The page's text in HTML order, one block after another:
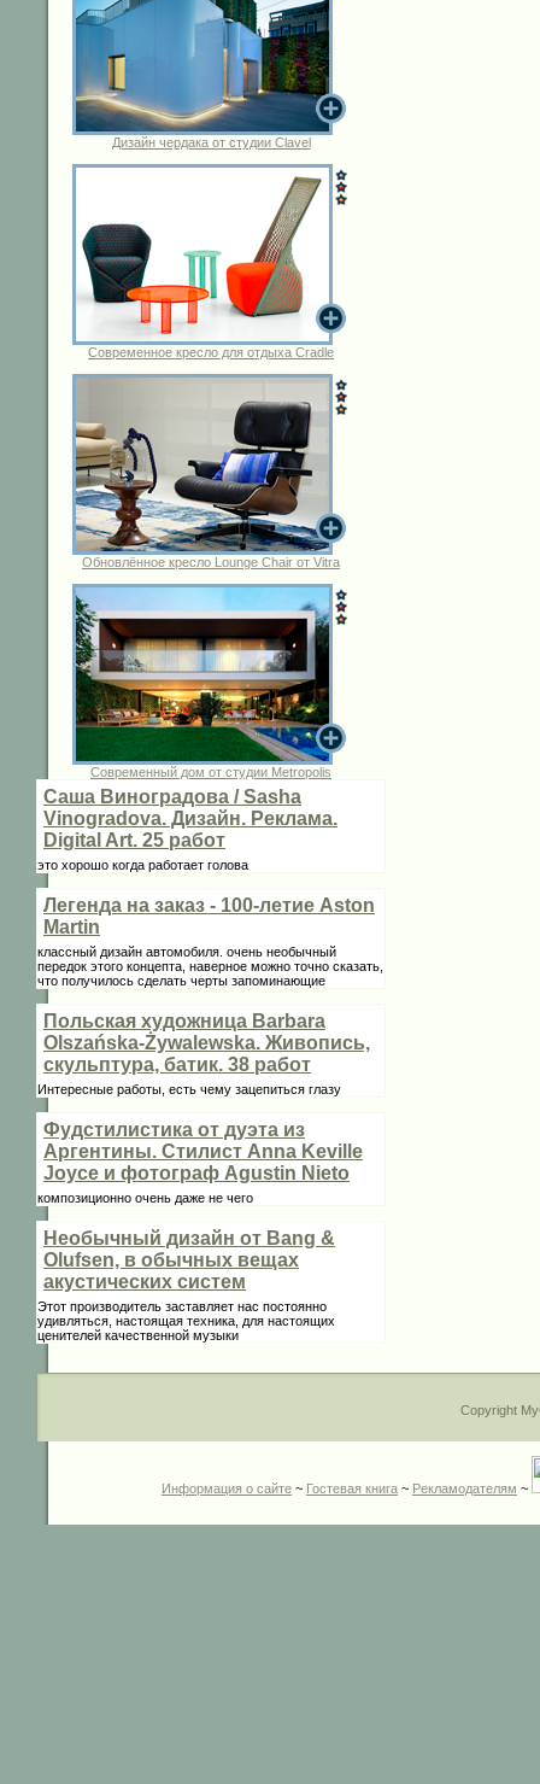
Дизайн чердака от студии Clavel
Современное кресло для отдыха Cradle
Обновлённое кресло Lounge Chair от Vitra
Современный дом от студии Metropolis
Саша Виноградова / Sasha
Vinogradova. Дизайн. Реклама.
Digital Art. 25 работ
это хорошо когда работает голова
Легенда на заказ - 100-летие Aston
Martin
классный дизайн автомобиля. очень необычный
передок этого концепта, наверное можно точно сказать,
что получилось сделать черты запоминающие
Польская художница Barbara
Olszańska-Żywalewska. Живопись,
скульптура, батик. 38 работ
Интересные работы, есть чему зацепиться глазу
Фудстилистика от дуэта из
Аргентины. Стилист Anna Keville
Joycе и фотограф Agustin Nieto
композиционно очень даже не чего
Необычный дизайн от Bang &
Olufsen, в обычных вещах
акустических систем
Этот производитель заставляет нас постоянно
удивляться, настоящая техника, для настоящих
ценителей качественной музыки
Copyright
Информация о сайте ~ Гостевая книга ~ Рекламодателям ~